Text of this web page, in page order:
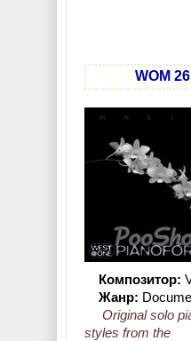
WOM
Композитор:
Жанр:
Original solo
styles from the